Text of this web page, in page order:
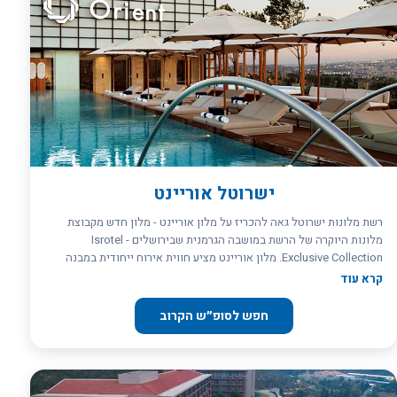
ישרוטל אוריינט
רשת מלונות ישרוטל גאה להכריז על מלון אוריינט - מלון חדש מקבוצת
מלונות היוקרה של הרשת במושבה הגרמנית שבירושלים - Isrotel
Exclusive Collection. מלון אוריינט מציע חווית אירוח ייחודית במבנה
המתכתב עם ההיסטוריה של ירושלים, לצד ההדר והנוחות של מלון יוקרה
הטמפלרים, אשר הטביעו את חותמם על הסביבה כולה, ושמה של המושבה
קרא עוד
חפש לסופ״ש הקרוב